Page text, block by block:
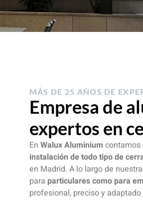
MÁS DE 25 AÑOS DE
Empresa de
expertos en
En Walux Aluminium contamos
instalación de todo tipo de
en Madrid. A lo largo de
para particulares como para
profesional, preciso y